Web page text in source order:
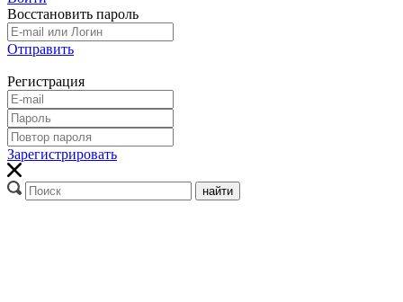
Восстановить пароль
Отправить
Регистрация
Зарегистрировать
найти